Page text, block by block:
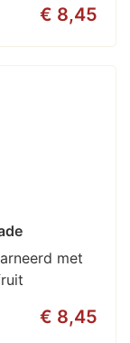
€ 8,45
met
€ 8,45